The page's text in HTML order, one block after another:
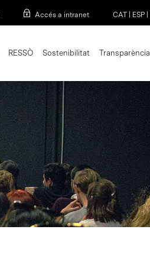
Accés a intranet CAT ESP
RESSÒ Sostenibilitat Transparència